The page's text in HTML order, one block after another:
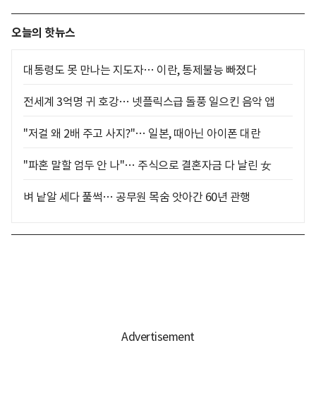
오늘의 핫뉴스
대통령도 못 만나는 지도자… 이란, 통제불능 빠졌다
전세계 3억명 귀 호강… 넷플릭스급 돌풍 일으킨 음악 앱
"저걸 왜 2배 주고 사지?"… 일본, 때아닌 아이폰 대란
"파혼 말할 엄두 안 나"… 주식으로 결혼자금 다 날린 女
벼 낱알 세다 풀썩… 공무원 목숨 앗아간 60년 관행